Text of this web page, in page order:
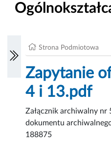
Strona Podmiotowa
Zapytanie
4 i 13.pdf
Załącznik archiwalny
dokumentu
188875